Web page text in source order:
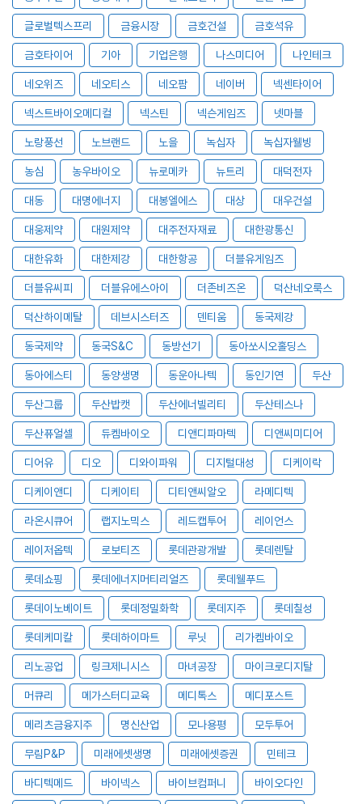
글로벌텍스프리 금융시장 금호건설 금호석유
금호타이어 기아 기업은행 나스미디어 나인테크
네오위즈 네오티스 네오팜 네이버 넥센타이어
넥스트바이오메디컬 넥스틴 넥슨게임즈 넷마블
노랑풍선 노브랜드 노을 녹십자 녹십자웰빙
농심 농우바이오 뉴로메카 뉴트리 대덕전자
대동 대명에너지 대봉엘에스 대상 대우건설
대웅제약 대원제약 대주전자재료 대한광통신
대한유화 대한제강 대한항공 더블유게임즈
더블유씨피 더블유에스아이 더존비즈온 덕산네오룩스
덕산하이메탈 데브시스터즈 덴티움 동국제강
동국제약 동국S&C 동방선기 동아쏘시오홀딩스
동아에스티 동양생명 동운아나텍 동인기연 두산
두산그룹 두산밥캣 두산에너빌리티 두산테스나
두산퓨얼셀 듀켐바이오 디앤디파마텍 디앤씨미디어
디어유 디오 디와이파워 디지털대성 디케이락
디케이앤디 디케이티 디티앤씨알오 라메디텍
라온시큐어 랩지노믹스 레드캡투어 레이언스
레이저옵텍 로보티즈 롯데관광개발 롯데렌탈
롯데쇼핑 롯데에너지머티리얼즈 롯데웰푸드
롯데이노베이트 롯데정밀화학 롯데지주 롯데칠성
롯데케미칼 롯데하이마트 루닛 리가켐바이오
리노공업 링크제니시스 마녀공장 마이크로디지탈
머큐리 메가스터디교육 메디톡스 메디포스트
메리츠금융지주 명신산업 모나용평 모두투어
무림P&P 미래에셋생명 미래에셋증권 민테크
바디텍메드 바이넥스 바이브컴퍼니 바이오다인